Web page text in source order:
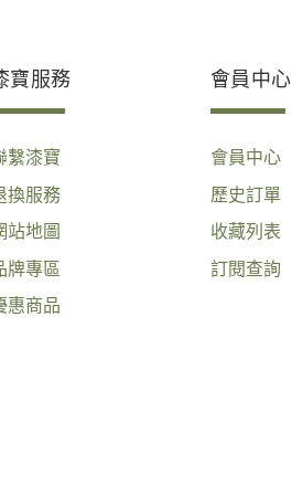
寶服務
繫漆寶
換服務
站地圖
牌專區
惠商品
會員中心
會員中心
歷史訂單
收藏列表
訂閱查詢